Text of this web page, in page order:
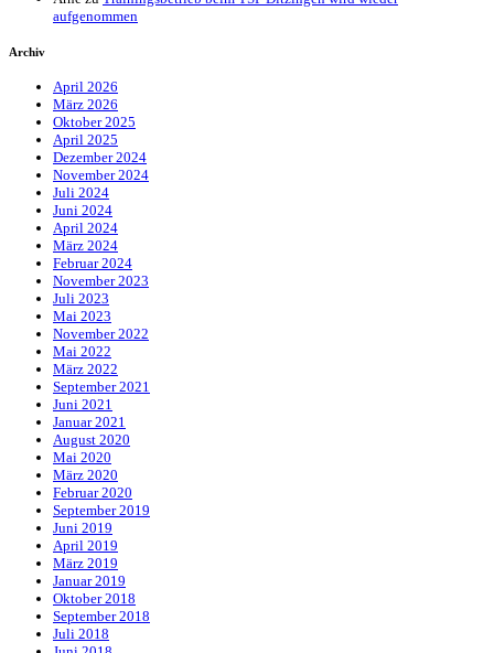
aufgenommen
Archiv
April 2026
März 2026
Oktober 2025
April 2025
Dezember 2024
November 2024
Juli 2024
Juni 2024
April 2024
März 2024
Februar 2024
November 2023
Juli 2023
Mai 2023
November 2022
Mai 2022
März 2022
September 2021
Juni 2021
Januar 2021
August 2020
Mai 2020
März 2020
Februar 2020
September 2019
Juni 2019
April 2019
März 2019
Januar 2019
Oktober 2018
September 2018
Juli 2018